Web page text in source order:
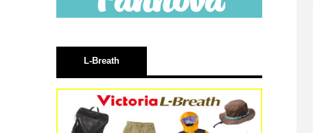
L-Breath